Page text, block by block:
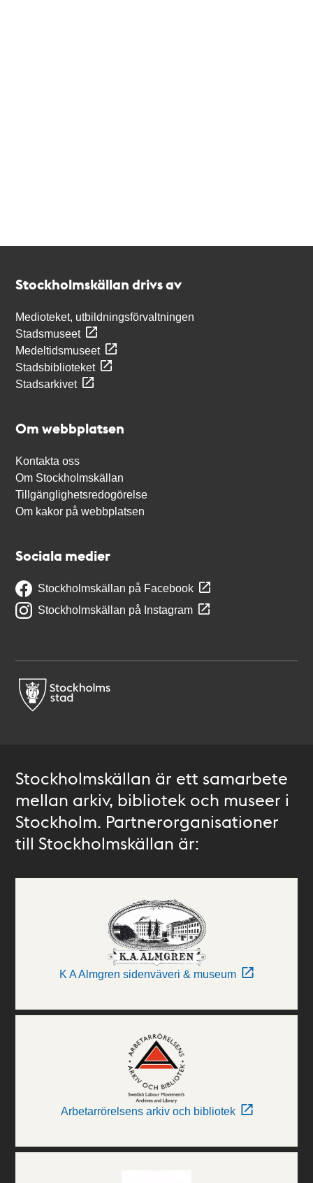
Stockholmskällan drivs av
Medioteket, utbildningsförvaltningen
Stadsmuseet
Medeltidsmuseet
Stadsbiblioteket
Stadsarkivet
Om webbplatsen
Kontakta oss
Om Stockholmskällan
Tillgänglighetsredogörelse
Om kakor på webbplatsen
Sociala medier
Stockholmskällan på Facebook
Stockholmskällan på Instagram
Stockholmskällan är ett samarbete
mellan arkiv, bibliotek och museer i
Stockholm. Partnerorganisationer
till Stockholmskällan är:
K A Almgren sidenväveri & museum
Arbetarrörelsens arkiv och bibliotek